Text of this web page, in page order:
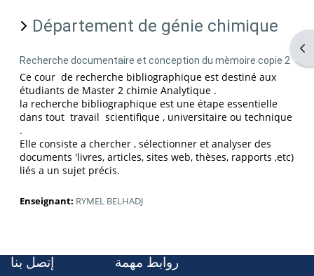
Département de génie chimique
Recherche documentaire et conception du mèmoire copie 2
Ce cour de recherche bibliographique est destiné aux
étudiants de Master 2 chimie Analytique .
la recherche bibliographique est une étape essentielle
dans tout travail scientifique , universitaire ou technique
.
Elle consiste a chercher , sélectionner et analyser des
documents 'livres, articles, sites web, thèses, rapports ,etc)
liés a un sujet précis.
Enseignant: RYMEL BELHADJ
إتصل بنا
روابط مهمة